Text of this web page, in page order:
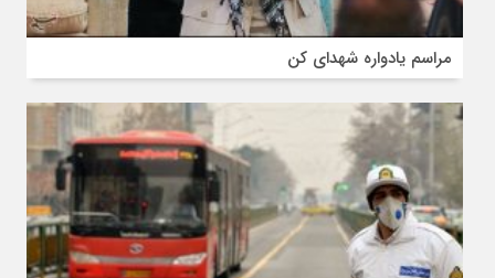
مراسم یادواره شهدای کن